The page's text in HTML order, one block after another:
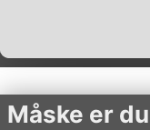
Måske er